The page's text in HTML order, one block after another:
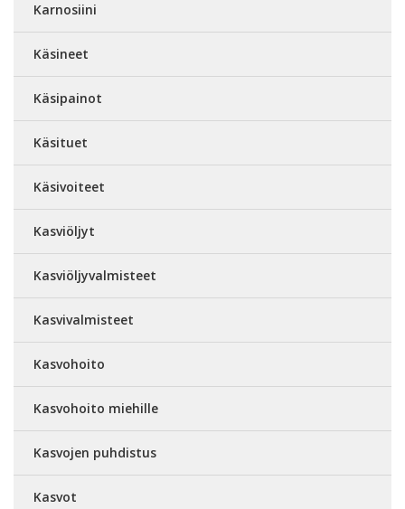
Karnosiini
Käsineet
Käsipainot
Käsituet
Käsivoiteet
Kasviöljyt
Kasviöljyvalmisteet
Kasvivalmisteet
Kasvohoito
Kasvohoito miehille
Kasvojen puhdistus
Kasvot